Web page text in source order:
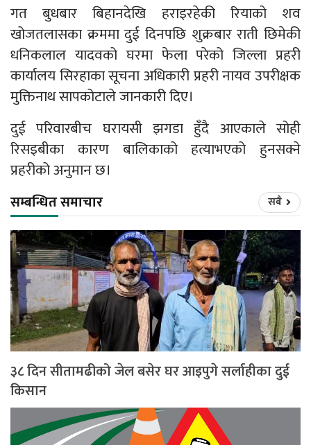
गत बुधबार बिहानदेखि हराइरहेकी रियाको शव
खोजतलासका क्रममा दुई दिनपछि शुक्रबार राती छिमेकी
धनिकलाल यादवको घरमा फेला परेको जिल्ला प्रहरी
कार्यालय सिरहाका सूचना अधिकारी प्रहरी नायव उपरीक्षक
मुक्तिनाथ सापकोटाले जानकारी दिए।
दुई परिवारबीच घरायसी झगडा हुँदै आएकाले सोही
रिसइबीका कारण बालिकाको हत्याभएको हुनसक्ने
प्रहरीको अनुमान छ।
सम्बन्धित समाचार सबै
३८ दिन सीतामढीको जेल बसेर घर आइपुगे सर्लाहीका दुई
किसान